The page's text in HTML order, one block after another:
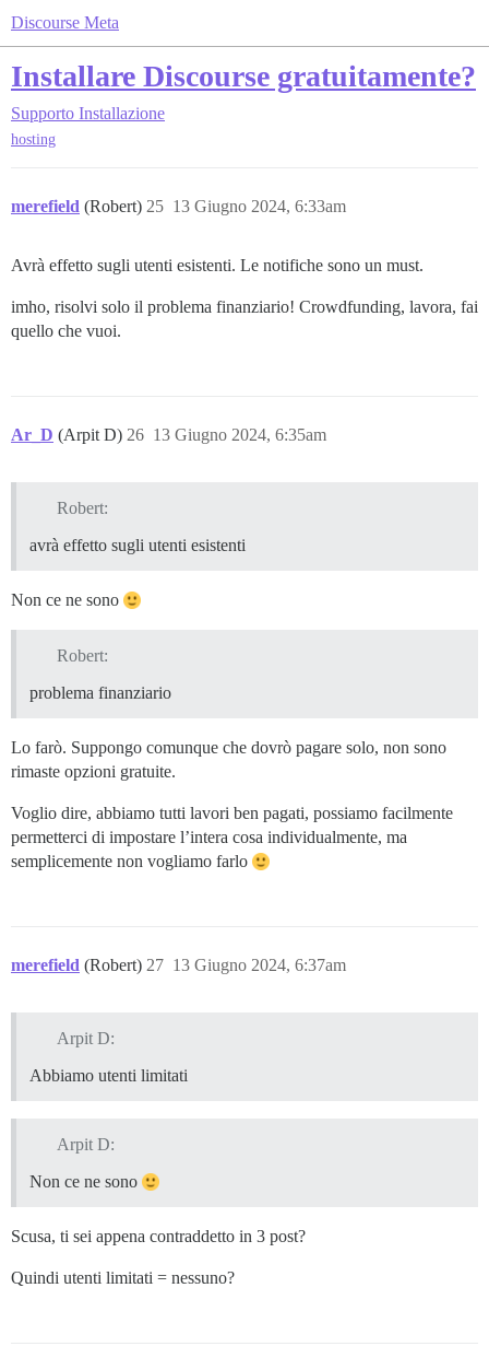
Discourse Meta
Installare Discourse gratuitamente?
Supporto Installazione
hosting
merefield (Robert) 13 Giugno 2024, 6:33am
25
Avrà effetto sugli utenti esistenti. Le notifiche sono un must.
imho, risolvi solo il problema finanziario! Crowdfunding, lavora, fai
quello che vuoi.
Ar_D (Arpit D) 13 Giugno 2024, 6:35am
26
Robert:
avrà effetto sugli utenti esistenti
Non ce ne sono
Robert:
problema finanziario
Lo farò. Suppongo comunque che dovrò pagare solo, non sono
rimaste opzioni gratuite.
Voglio dire, abbiamo tutti lavori ben pagati, possiamo facilmente
permetterci di impostare l’intera cosa individualmente, ma
semplicemente non vogliamo farlo
merefield (Robert) 13 Giugno 2024, 6:37am
27
Arpit D:
Abbiamo utenti limitati
Arpit D:
Non ce ne sono
Scusa, ti sei appena contraddetto in 3 post?
Quindi utenti limitati = nessuno?